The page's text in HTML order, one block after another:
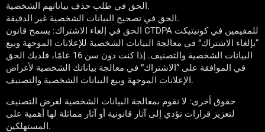
الحق في طلب حذف بياناتهم الشخصية.
الحق في تصحيح البيانات الشخصية غير الدقيقة.
الحق في إلغاء الاشتراك: يسمح قانون CTDPA للمقيمين في كونيتيكت
“بإلغاء الاشتراك” في معالجة البيانات الشخصية للإعلانات الموجهة وبيع
البيانات الشخصية والتصنيف. إذا كنت دون سن 16 عامًا، فلديك الحق
في الموافقة على “الاشتراك” في معالجة بياناتك الشخصية لأغراض
الإعلانات الموجهة وبيع البيانات الشخصية والتصنيف.
حقوق أخرى: لا نقوم بمعالجة البيانات الشخصية لغرض التصنيف
لتعزيز قرارات تؤدي إلى آثار قانونية أو آثار مماثلة لها أهمية على
المستهلكين.